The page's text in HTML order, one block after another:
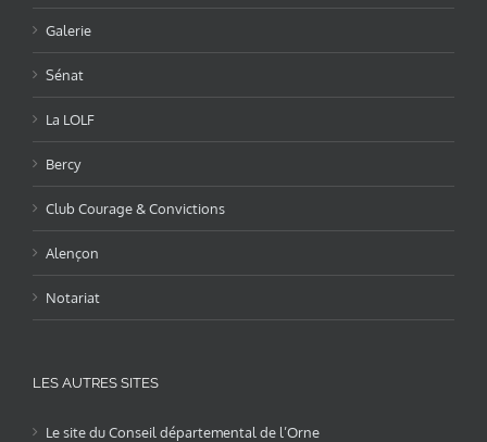
Galerie
Sénat
La LOLF
Bercy
Club Courage & Convictions
Alençon
Notariat
LES AUTRES SITES
Le site du Conseil départemental de l’Orne